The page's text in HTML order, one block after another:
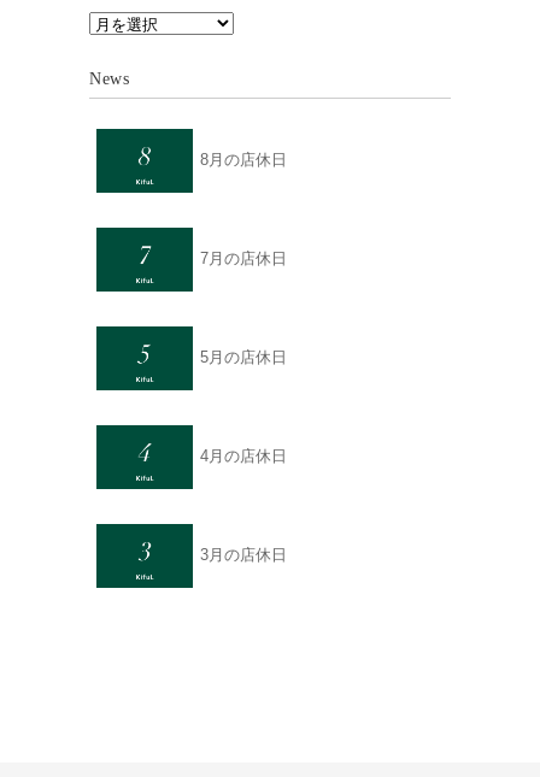
News
8月の店休日
7月の店休日
5月の店休日
4月の店休日
3月の店休日